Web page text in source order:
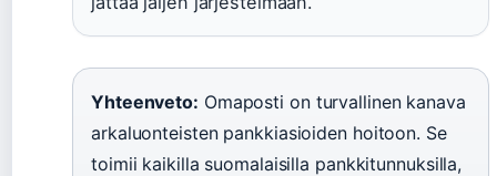
Yhteenveto: Omaposti on turvallinen kanava
arkaluonteisten pankkiasioiden hoitoon. Se
toimii kaikilla suomalaisilla pankkitunnuksilla,